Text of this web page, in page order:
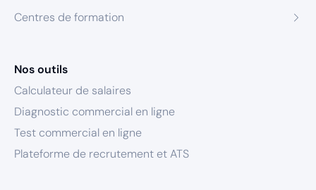
Centres de formation
Nos outils
Calculateur de salaires
Diagnostic commercial en ligne
Test commercial en ligne
Plateforme de recrutement et ATS